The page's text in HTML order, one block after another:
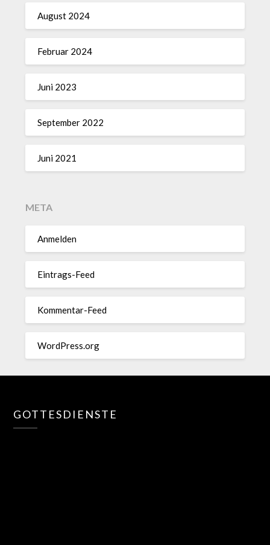
August 2024
Februar 2024
Juni 2023
September 2022
Juni 2021
META
Anmelden
Eintrags-Feed
Kommentar-Feed
WordPress.org
GOTTESDIENSTE